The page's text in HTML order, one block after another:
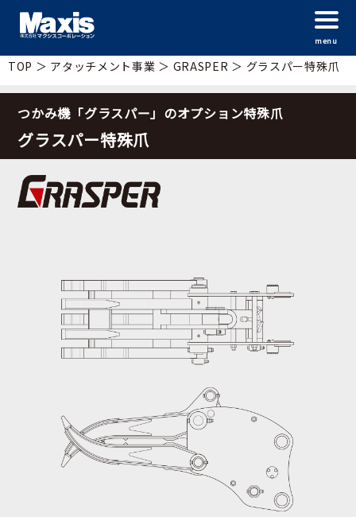
menu
TOP ＞ アタッチメント事業 ＞ GRASPER ＞ グラスパー特殊爪
つかみ機「グラスパー」のオプション特殊爪
グラスパー特殊爪